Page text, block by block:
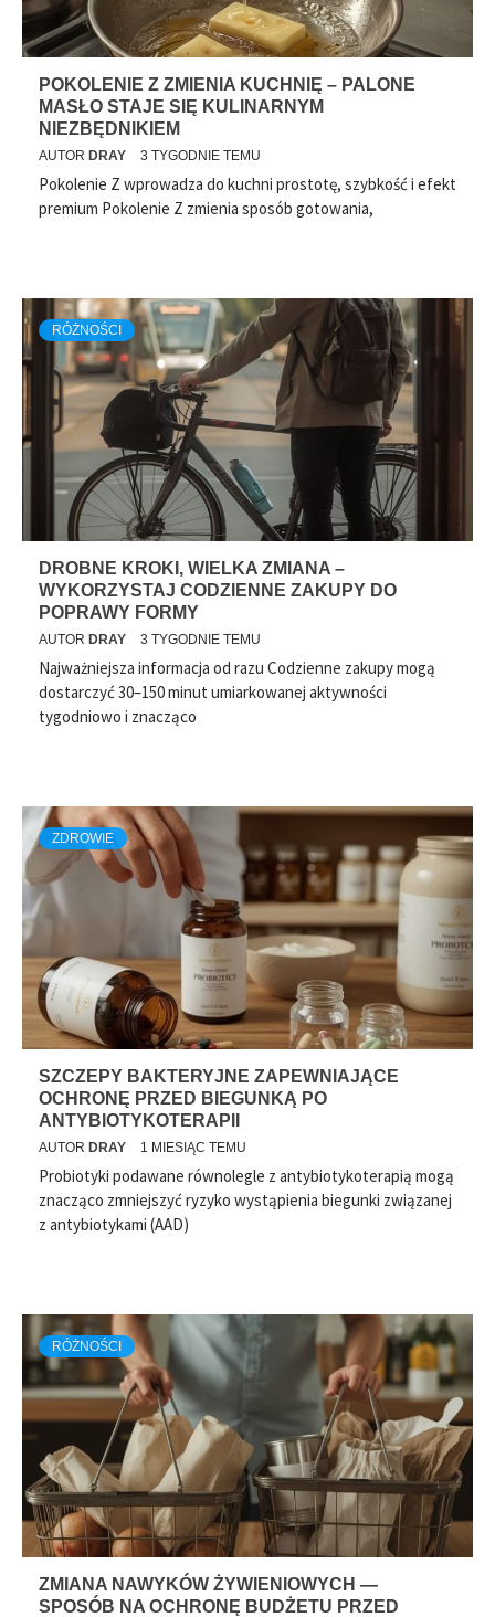
ZDROWIE
SZCZEPY BAKTERYJNE
ANTYBIOTYKOTERAPII
AUTOR DRAY 1 MIESIĄC TEMU
POKOLENIE Z ZMIENIA KUCHNIĘ – PALONE
MASŁO STAJE SIĘ KULINARNYM
NIEZBĘDNIKIEM
AUTOR DRAY 3 TYGODNIE TEMU
Pokolenie Z wprowadza do kuchni prostotę, szybkość i efekt
premium Pokolenie Z zmienia sposób gotowania,
RÓŻNOŚCI
DROBNE KROKI, WIELKA ZMIANA –
WYKORZYSTAJ CODZIENNE ZAKUPY DO
POPRAWY FORMY
AUTOR DRAY 3 TYGODNIE TEMU
Najważniejsza informacja od razu Codzienne zakupy mogą
dostarczyć 30–150 minut umiarkowanej aktywności
tygodniowo i znacząco
ZDROWIE
SZCZEPY BAKTERYJNE ZAPEWNIAJĄCE
OCHRONĘ PRZED BIEGUNKĄ PO
ANTYBIOTYKOTERAPII
AUTOR DRAY 1 MIESIĄC TEMU
Probiotyki podawane równolegle z antybiotykoterapią mogą
znacząco zmniejszyć ryzyko wystąpienia biegunki związanej
z antybiotykami (AAD)
RÓŻNOŚCI
ZMIANA NAWYKÓW ŻYWIENIOWYCH —
SPOSÓB NA OCHRONĘ BUDŻETU PRZED